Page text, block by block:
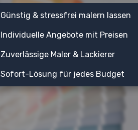
Günstig & stressfrei malern lassen
Individuelle Angebote mit Preisen
Zuverlässige Maler & Lackierer
Sofort-Lösung für jedes Budget